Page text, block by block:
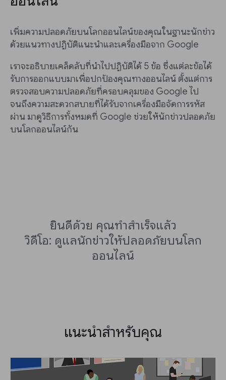
เพิ่มความปลอดภัยบนโลกออนไลน์ของคุณในฐานะนักข่าว
ด้วยแนวทางปฏิบัติแนะนำและเครื่องมือจาก Google
เราจะอธิบายเคล็ดลับที่นำไปปฏิบัติได้ 5 ข้อ ซึ่งแต่ละข้อได้
รับการออกแบบมาเพื่อปกป้องคุณทางออนไลน์ ตั้งแต่การ
ตรวจสอบความปลอดภัยที่ครอบคลุมของ Google ไป
จนถึงความสะดวกสบายที่ได้รับจากเครื่องมือจัดการรหัส
ผ่าน มาดูวิธีการทั้งหมดที่ Google ช่วยให้นักข่าวปลอดภัย
บนโลกออนไลน์กัน
ยินดีด้วย คุณทำสำเร็จแล้ว
วิดีโอ: ดูแลนักข่าวให้ปลอดภัยบนโลก
ออนไลน์
แนะนำสำหรับคุณ